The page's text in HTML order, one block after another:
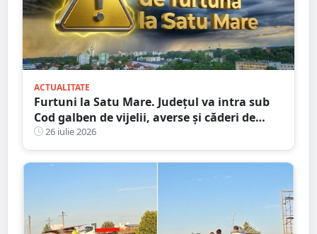
ACTUALITATE
Furtuni la Satu Mare. Județul va intra sub
Cod galben de vijelii, averse și căderi de
grindină
26 iulie 2026